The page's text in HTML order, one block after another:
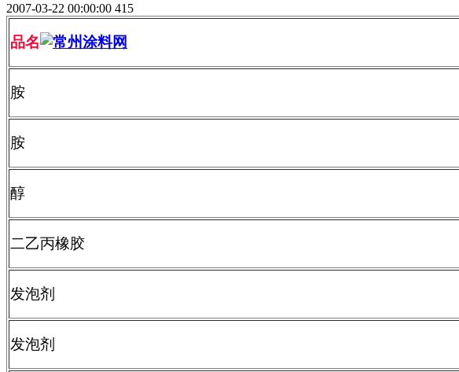
2007-03-22 00:00:00 415
品名
胺
胺
醇
二乙丙橡胶
发泡剂
发泡剂